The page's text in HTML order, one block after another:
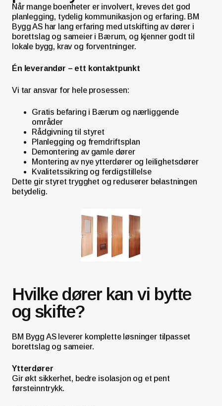
Når mange boenheter er involvert, kreves det god
planlegging, tydelig kommunikasjon og erfaring. BM
Bygg AS har lang erfaring med utskifting av dører i
borettslag og sameier i Bærum, og kjenner godt til
lokale bygg, krav og forventninger.
Én leverandør – ett kontaktpunkt
Vi tar ansvar for hele prosessen:
Gratis befaring i Bærum og nærliggende
områder
Rådgivning til styret
Planlegging og fremdriftsplan
Demontering av gamle dører
Montering av nye ytterdører og leilighetsdører
Kvalitetssikring og ferdigstillelse
Dette gir styret trygghet og reduserer belastningen
betydelig.
Hvilke dører kan vi bytte
og skifte?
BM Bygg AS leverer komplette løsninger tilpasset
borettslag og sameier.
Ytterdører
Gir økt sikkerhet, bedre isolasjon og et pent
førsteinntrykk.